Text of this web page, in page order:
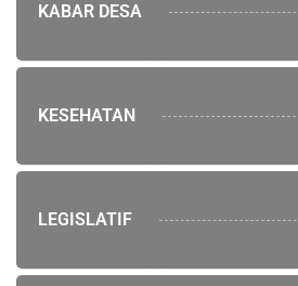
KABAR DESA
KESEHATAN
LEGISLATIF